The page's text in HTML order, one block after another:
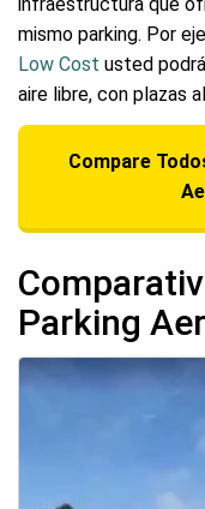
mismo parking. Por
Low Cost usted
aire libre, con plazas
Compare
Parking